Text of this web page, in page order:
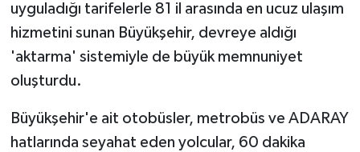
uyguladığı tarifelerle 81 il arasında en ucuz ulaşım
hizmetini sunan Büyükşehir, devreye aldığı
'aktarma' sistemiyle de büyük memnuniyet
oluşturdu.
Büyükşehir'e ait otobüsler, metrobüs ve ADARAY
hatlarında seyahat eden yolcular, 60 dakika